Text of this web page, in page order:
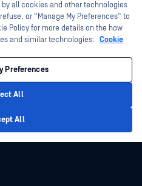
免费工具
、MetaDefender、Metascan、
不信任设备"、"OPSWAT "、"保护全球关
、"InQuest标
"及"加入追踪"OPSWAT 的商标。第三方
偏好
all cookies and other technologies
or “Manage My Preferences” to
Policy for more details on the how
and similar technologies: Cookie
Preferences
All
All